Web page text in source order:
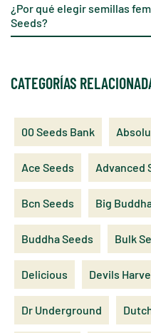
¿Por qué elegir semillas
Seeds?
CATEGORÍAS
00 Seeds Bank
Ace Seeds Advanced
Bcn Seeds Big
Buddha Seeds Bulk
Delicious Devils
Dr Underground